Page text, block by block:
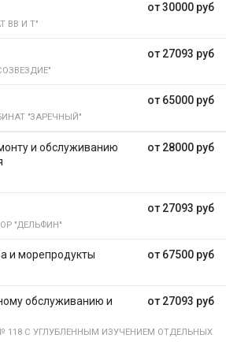
от 30000 руб
ВВ И Т"
от 27093 руб
от 65000 руб
"ЗАРЕЧНЫЙ"
от 28000 руб
и обслуживанию
от 27093 руб
"ДЕЛЬФИН"
от 67500 руб
и морепродукты
от 27093 руб
обслуживанию и
118 С УГЛУБЛЕННЫМ ИЗУЧЕНИЕМ ОТДЕЛЬНЫХ